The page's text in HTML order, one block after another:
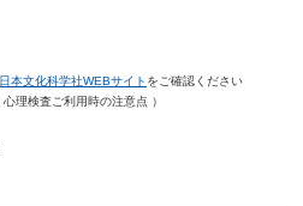
日本文化科学社WEBサイト をご確認ください
検査ご利用時の注意点 ）